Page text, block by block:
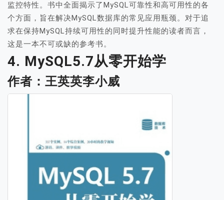
监控特性。书中全面揭示了MySQL可靠性和高可用性的各
个方面，旨在解决MySQL数据库的常见应用瓶颈。对于追
求在保持MySQL持续可用性的同时提升性能的读者而言，
这是一本不可或缺的参考书。
4. MySQL5.7从零开始学
作者：王英英李小威